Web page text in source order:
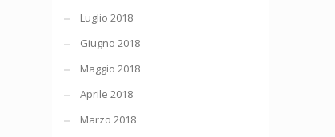
Luglio 2018
Giugno 2018
Maggio 2018
Aprile 2018
Marzo 2018